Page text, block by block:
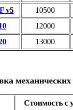
v5
10500
12000
13000
Стоимость с